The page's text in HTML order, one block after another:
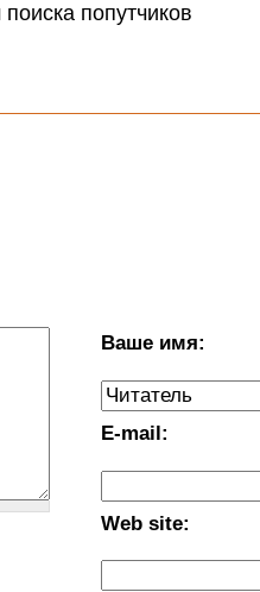
попутчиков
Ваше имя:
E-mail:
Web site: